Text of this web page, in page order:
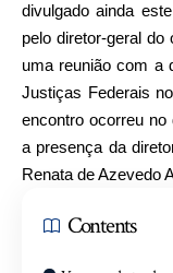
divulgado ainda
pelo diretor-geral do
uma reunião com a
Justiças Federais
encontro ocorreu
a presença da
Renata de Azevedo
Contents